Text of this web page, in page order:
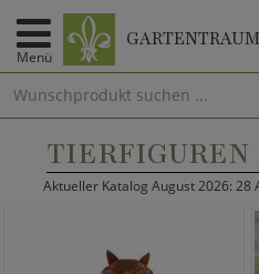
Menü
GARTENTRAUM
Aktueller Katalog August 2026: